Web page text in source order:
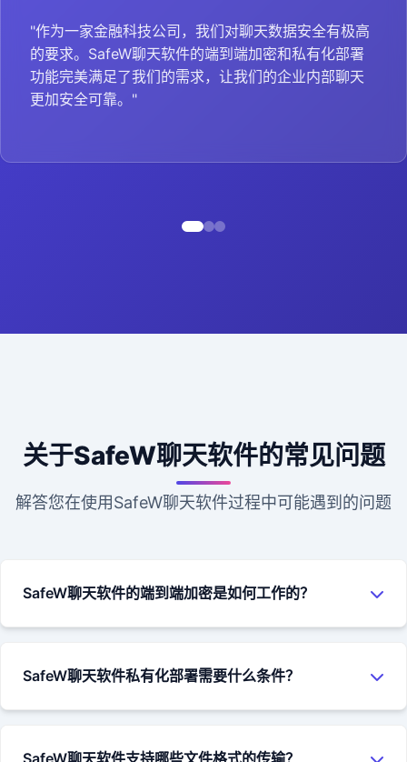
"作为一家金融科技公司，我们对聊天数据安全有极高
的要求。SafeW聊天软件的端到端加密和私有化部署
功能完美满足了我们的需求，让我们的企业内部聊天
更加安全可靠。"
关于SafeW聊天软件的常见问题
解答您在使用SafeW聊天软件过程中可能遇到的问题
SafeW聊天软件的端到端加密是如何工作的？
到服务器，再由服务器转发给接收方。只有接收方的设备能够
解密并读取消息内容，即使是SafeW服务器也无法访问消息的
SafeW聊天软件私有化部署需要什么条件？
SafeW聊天软件支持哪些文件格式的传输？